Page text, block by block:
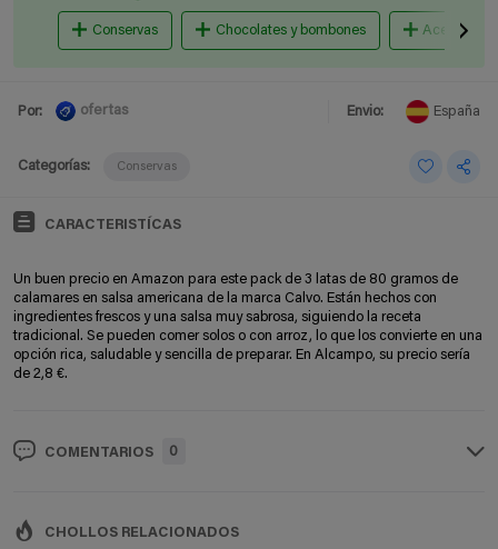
Conservas Chocolates y bombones Aceites y
Por: ofertas Envio: España
Categorías: Conservas
CARACTERISTÍCAS
Un buen precio en Amazon para este pack de 3 latas de 80 gramos de
calamares en salsa americana de la marca Calvo. Están hechos con
ingredientes frescos y una salsa muy sabrosa, siguiendo la receta
tradicional. Se pueden comer solos o con arroz, lo que los convierte en una
opción rica, saludable y sencilla de preparar. En Alcampo, su precio sería
de 2,8 €.
COMENTARIOS 0
CHOLLOS RELACIONADOS